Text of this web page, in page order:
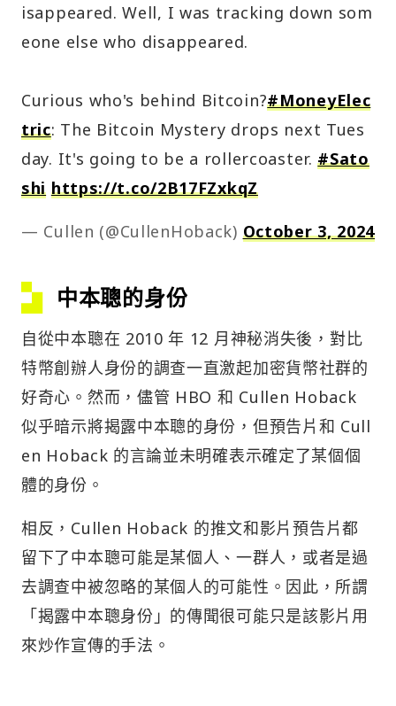
isappeared. Well, I was tracking down som
eone else who disappeared.
Curious who's behind Bitcoin?#MoneyElec
tric: The Bitcoin Mystery drops next Tues
day. It's going to be a rollercoaster.#Sato
shi https://t.co/2B17FZxkqZ
— Cullen (@CullenHoback) October 3, 2024
中本聰的身份
自從中本聰在 2010 年 12 月神秘消失後，對比
特幣創辦人身份的調查一直激起加密貨幣社群的
好奇心。然而，儘管 HBO 和 Cullen Hoback
似乎暗示將揭露中本聰的身份，但預告片和 Cull
en Hoback 的言論並未明確表示確定了某個個
體的身份。
相反，Cullen Hoback 的推文和影片預告片都
留下了中本聰可能是某個人、一群人，或者是過
去調查中被忽略的某個人的可能性。因此，所謂
「揭露中本聰身份」的傳聞很可能只是該影片用
來炒作宣傳的手法。